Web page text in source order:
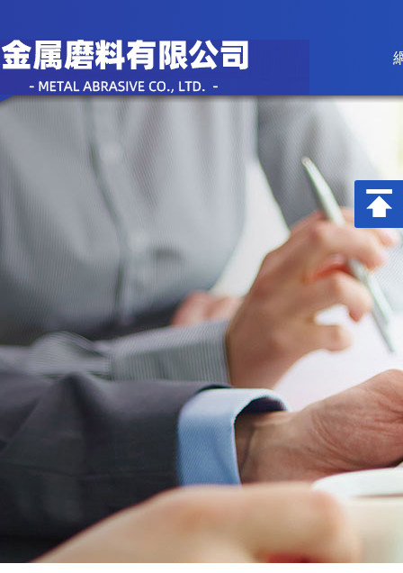
蕉视频污在线观看,91香蕉APP成人
污在线视看